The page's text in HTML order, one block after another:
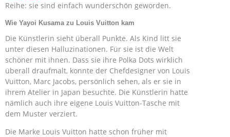
Reihe: sie sind einfach wunderschön geworden.
Wie Yayoi Kusama zu Louis Vuitton kam
Die Künstlerin sieht überall Punkte. Als Kind litt sie
unter diesen Halluzinationen. Für sie ist die Welt
schöner mit ihnen. Dass sie ihre Polka Dots wirklich
überall draufmalt, konnte der Chefdesigner von Louis
Vuitton, Marc Jacobs, persönlich sehen, als er sie in
ihrem Atelier in Japan besuchte. Die Künstlerin hatte
nämlich auch ihre eigene Louis Vuitton-Tasche mit
dem Muster verziert.
Die Marke Louis Vuitton hatte schon früher mit